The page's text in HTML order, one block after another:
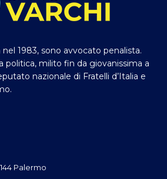
nel 1983, sono avvocato penalista.
politica, milito fin da giovanissima a
nazionale di Fratelli d’Italia e
Palermo